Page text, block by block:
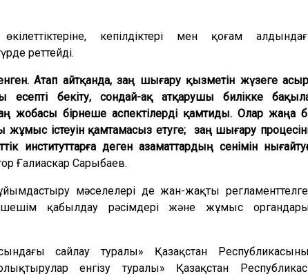
кепілдіктері мен қоғам
реттейді.
Атап айтқанда, заң шығару қызметін жүзеге
есепті бекіту, сондай-ақ атқарушы билікке
жобасы бірнеше аспектілерді қамтиды. Олар жаңа
істеуін қамтамасыз етуге;
заң шығару
институттарға деген азаматтардың сенімін
Ғалиаскар Сарыбаев.
мәселелері де жан-жақты
қабылдау рәсімдері және жұмыс
сайлау туралы» Қазақстан
енгізу туралы» Қазақстан